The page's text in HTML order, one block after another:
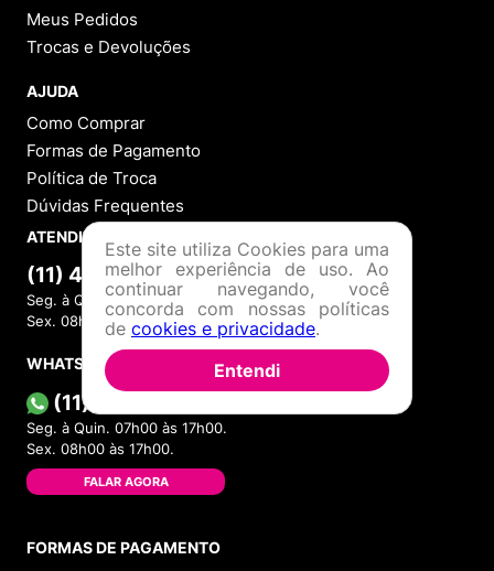
Meus Pedidos
Trocas e Devoluções
AJUDA
Como Comprar
Formas de Pagamento
Política de Troca
Dúvidas Frequentes
ATENDIMENTO
(11) 4380-6061
Seg. à Quin. 07h00 às 17h00.
Sex. 08h00 às 17h00.
WHATSAPP
(11) 4380-6061
Seg. à Quin. 07h00 às 17h00.
Sex. 08h00 às 17h00.
FALAR AGORA
FORMAS DE PAGAMENTO
Este site utiliza Cookies para uma
melhor experiência de uso. Ao
continuar navegando, você
concorda com nossas políticas
de cookies e privacidade.
Entendi